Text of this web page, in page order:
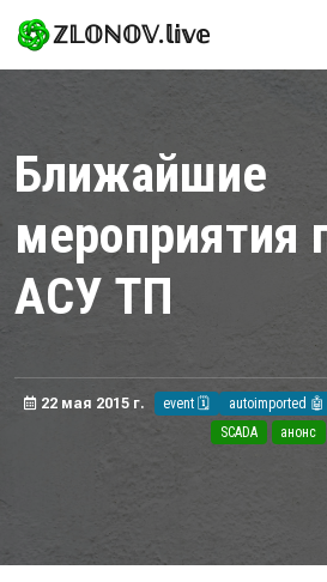
ℤ𝕃𝕆ℕ𝕆𝕍.𝕝𝕚𝕧𝕖
Ближайшие
мероприятия
АСУ ТП
22 мая 2015 г. event 🗓️
autoimported 🤖
SCADA
анонс